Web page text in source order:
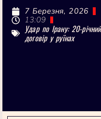
7 Березня, 2026
13:09
Удар по Ірану: 20-річний
договір у руїнах